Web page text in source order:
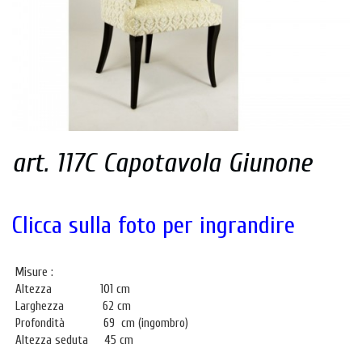
art. 117C Capotavola Giunone
Clicca sulla foto per ingrandire
Misure :
Altezza 101 cm
Larghezza 62 cm
Profondità 69 cm (ingombro)
Altezza seduta 45 cm